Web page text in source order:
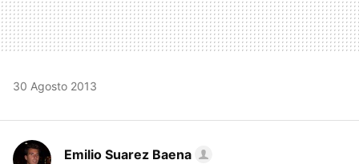
30 Agosto 2013
Emilio Suarez Baena